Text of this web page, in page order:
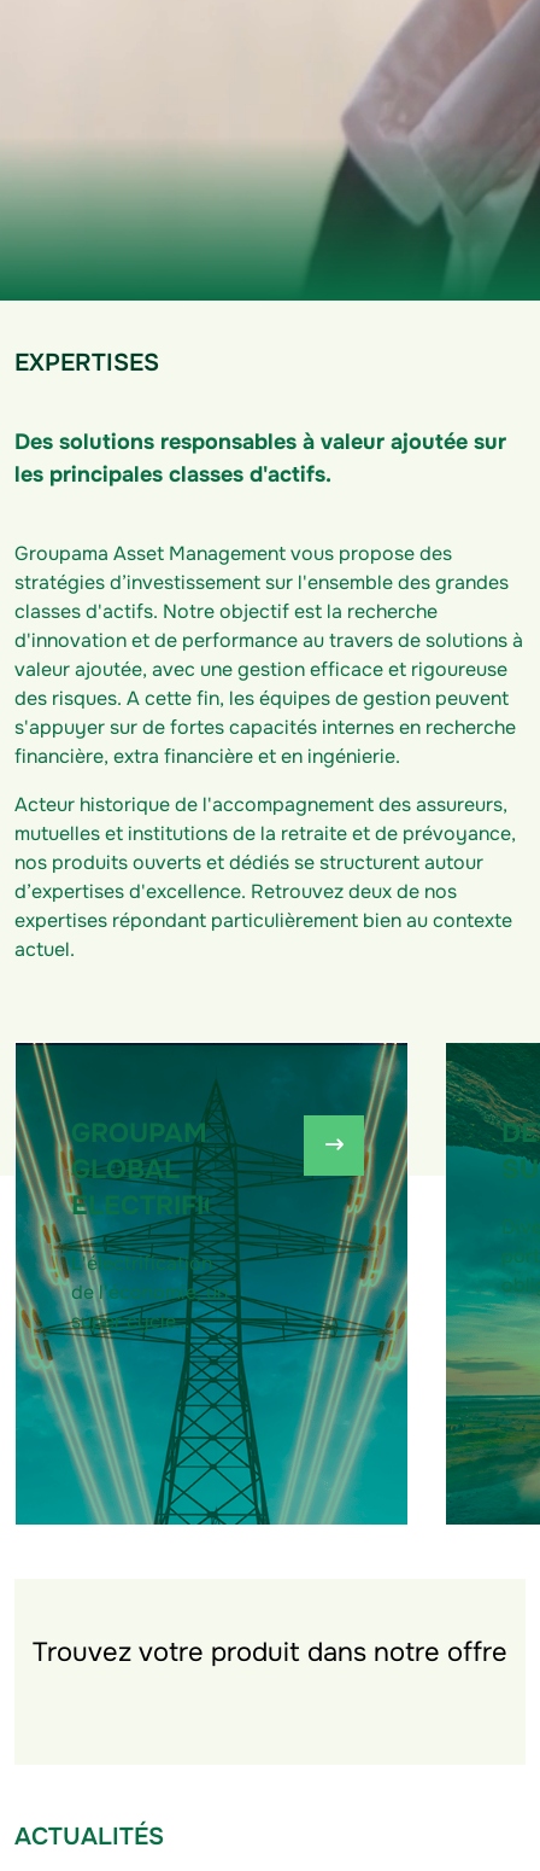
EXPERTISES
Des solutions responsables à valeur ajoutée sur
les principales classes d'actifs.
Groupama Asset Management vous propose des
stratégies d’investissement sur l'ensemble des grandes
classes d'actifs. Notre objectif est la recherche
d'innovation et de performance au travers de solutions à
valeur ajoutée, avec une gestion efficace et rigoureuse
des risques. A cette fin, les équipes de gestion peuvent
s'appuyer sur de fortes capacités internes en recherche
financière, extra financière et en ingénierie.
Acteur historique de l'accompagnement des assureurs,
mutuelles et institutions de la retraite et de prévoyance,
nos produits ouverts et dédiés se structurent autour
d’expertises d'excellence. Retrouvez deux de nos
expertises répondant particulièrement bien au contexte
actuel.
GROUPAMA
GLOBAL
ELECTRIFICATION
L'électrification
de l'économie, un
super cycle
d'investissement
Trouvez votre produit dans notre offre
ACTUALITÉS